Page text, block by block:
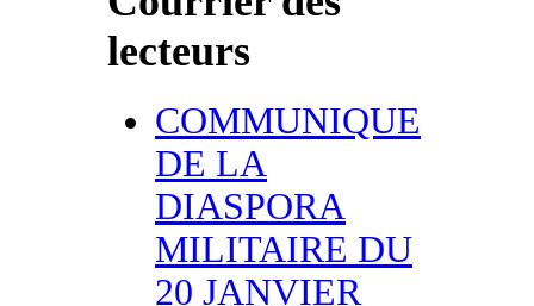
lecteurs
COMMUNIQUE
DE LA
DIASPORA
MILITAIRE DU
20 JANVIER